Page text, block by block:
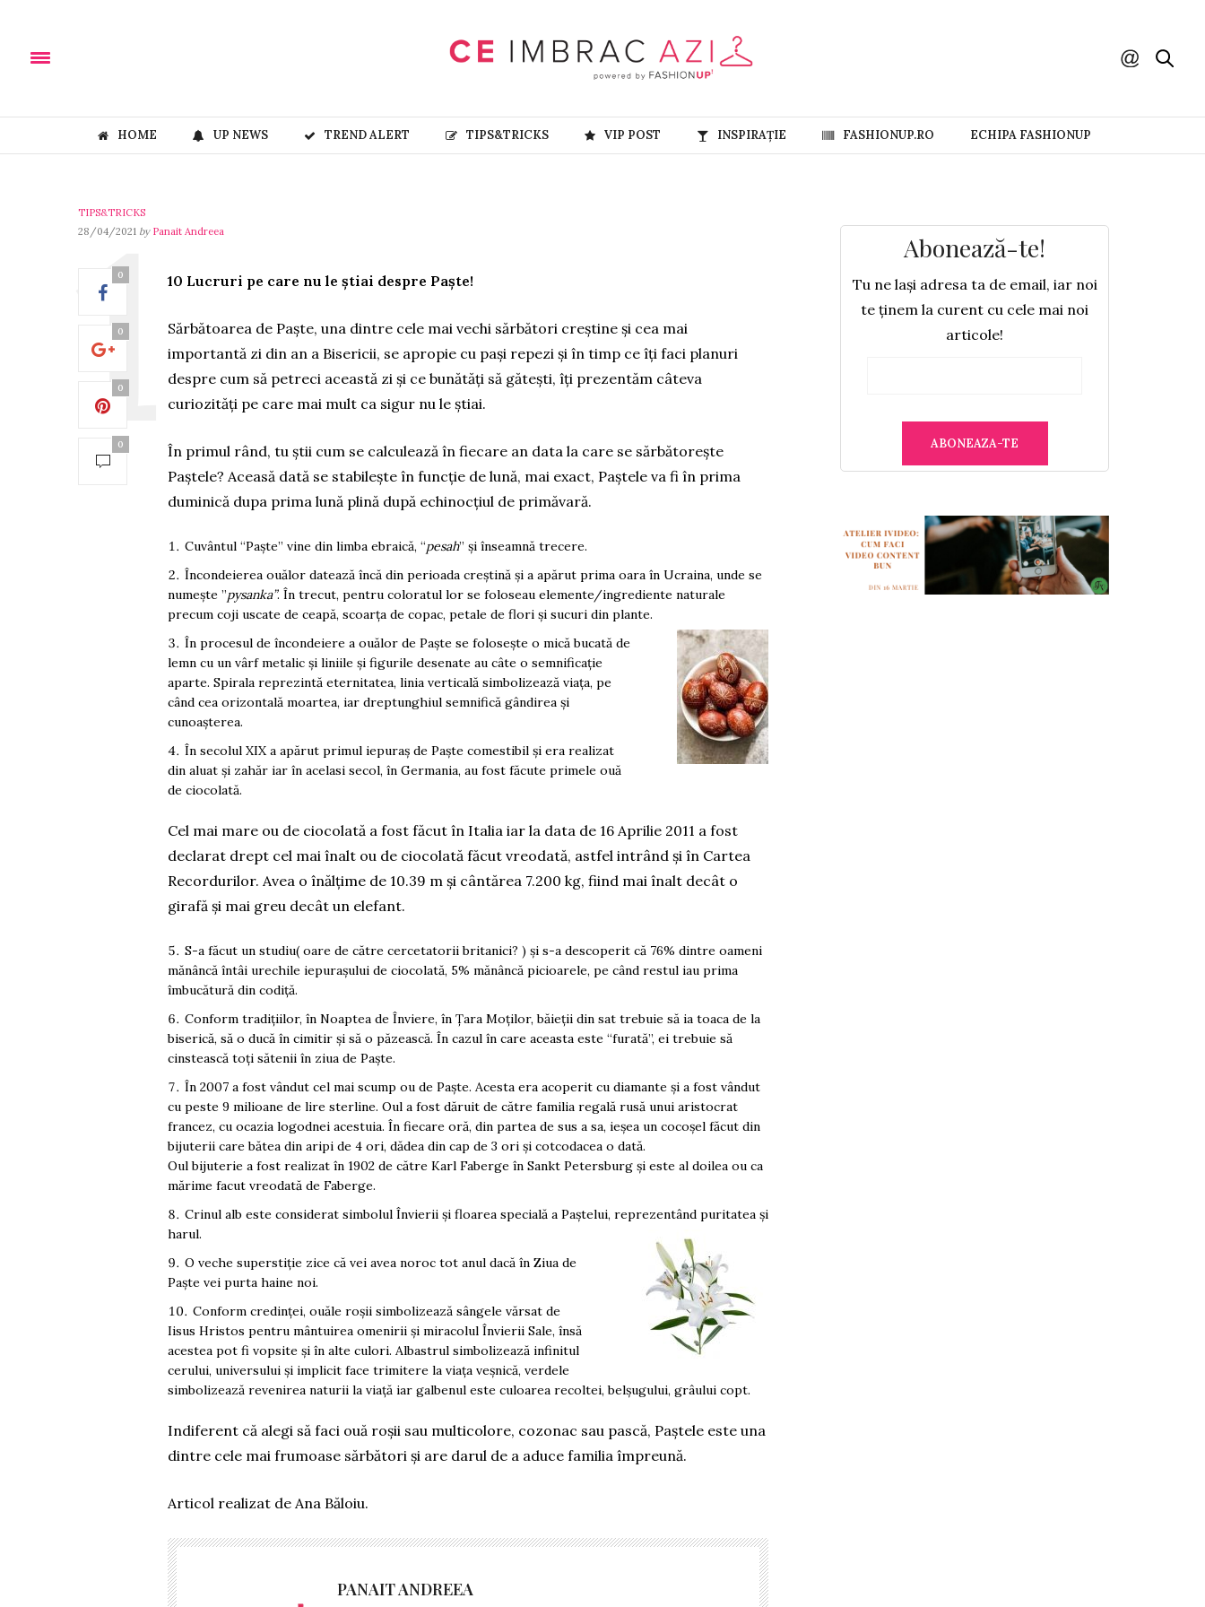
HOME UP NEWS TREND ALERT TIPS&TRICKS VIP POST INSPIRAȚIE FASHIONUP.RO ECHIPA FASHIONUP
TIPS&TRICKS
28/04/2021 by Panait Andreea
0
0
0
0
10 Lucruri pe care nu le știai despre Paște!
Sărbătoarea de Paște, una dintre cele mai vechi sărbători creștine și cea mai
importantă zi din an a Bisericii, se apropie cu pași repezi și în timp ce îți faci planuri
despre cum să petreci această zi și ce bunătăți să gătești, îți prezentăm câteva
curiozități pe care mai mult ca sigur nu le știai.
În primul rând, tu știi cum se calculează în fiecare an data la care se sărbătorește
Paștele? Aceasă dată se stabilește în funcție de lună, mai exact, Paștele va fi în prima
duminică dupa prima lună plină după echinocțiul de primăvară.
Cuvântul “Paște” vine din limba ebraică, “pesah” și înseamnă trecere.
Încondeierea ouălor datează încă din perioada creștină și a apărut prima oara în Ucraina, unde se
numește ”pysanka”. În trecut, pentru coloratul lor se foloseau elemente/ingrediente naturale
precum coji uscate de ceapă, scoarța de copac, petale de flori și sucuri din plante.
În procesul de încondeiere a ouălor de Paște se folosește o mică bucată de
lemn cu un vârf metalic și liniile și figurile desenate au câte o semnificație
aparte. Spirala reprezintă eternitatea, linia verticală simbolizează viața, pe
când cea orizontală moartea, iar dreptunghiul semnifică gândirea și
cunoașterea.
În secolul XIX a apărut primul iepuraș de Paște comestibil și era realizat
din aluat și zahăr iar în acelasi secol, în Germania, au fost făcute primele ouă
de ciocolată.
Cel mai mare ou de ciocolată a fost făcut în Italia iar la data de 16 Aprilie 2011 a fost
declarat drept cel mai înalt ou de ciocolată făcut vreodată, astfel intrând și în Cartea
Recordurilor. Avea o înălțime de 10.39 m și cântărea 7.200 kg, fiind mai înalt decât o
girafă și mai greu decât un elefant.
S-a făcut un studiu( oare de către cercetatorii britanici? ) și s-a descoperit că 76% dintre oameni
mănâncă întâi urechile iepurașului de ciocolată, 5% mănâncă picioarele, pe când restul iau prima
îmbucătură din codiță.
Conform tradițiilor, în Noaptea de Înviere, în Țara Moților, băieții din sat trebuie să ia toaca de la
biserică, să o ducă în cimitir și să o păzească. În cazul în care aceasta este “furată”, ei trebuie să
cinstească toți sătenii în ziua de Paște.
În 2007 a fost vândut cel mai scump ou de Paște. Acesta era acoperit cu diamante și a fost vândut
cu peste 9 milioane de lire sterline. Oul a fost dăruit de către familia regală rusă unui aristocrat
francez, cu ocazia logodnei acestuia. În fiecare oră, din partea de sus a sa, ieșea un cocoșel făcut din
bijuterii care bătea din aripi de 4 ori, dădea din cap de 3 ori și cotcodacea o dată.
Oul bijuterie a fost realizat în 1902 de către Karl Faberge în Sankt Petersburg și este al doilea ou ca
mărime facut vreodată de Faberge.
Crinul alb este considerat simbolul Învierii și floarea specială a Paștelui, reprezentând puritatea și
harul.
O veche superstiție zice că vei avea noroc tot anul dacă în Ziua de
Paște vei purta haine noi.
Conform credinței, ouăle roșii simbolizează sângele vărsat de
Iisus Hristos pentru mântuirea omenirii și miracolul Învierii Sale, însă
acestea pot fi vopsite și în alte culori. Albastrul simbolizează infinitul
cerului, universului și implicit face trimitere la viața veșnică, verdele
simbolizează revenirea naturii la viață iar galbenul este culoarea recoltei, belșugului, grâului copt.
Indiferent că alegi să faci ouă roșii sau multicolore, cozonac sau pască, Paștele este una
dintre cele mai frumoase sărbători și are darul de a aduce familia împreună.
Articol realizat de Ana Băloiu.
PANAIT ANDREEA
Abonează-te!
Tu ne lași adresa ta de email, iar noi
te ținem la curent cu cele mai noi
articole!